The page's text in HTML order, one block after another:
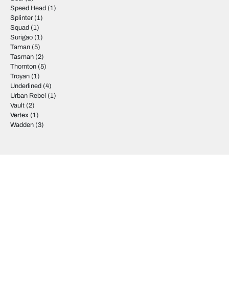
Speed Head (1)
Splinter (1)
Squad (1)
Surigao (1)
Taman (5)
Tasman (2)
Thornton (5)
Troyan (1)
Underlined (4)
Urban Rebel (1)
Vault (2)
Vertex (1)
Wadden (3)